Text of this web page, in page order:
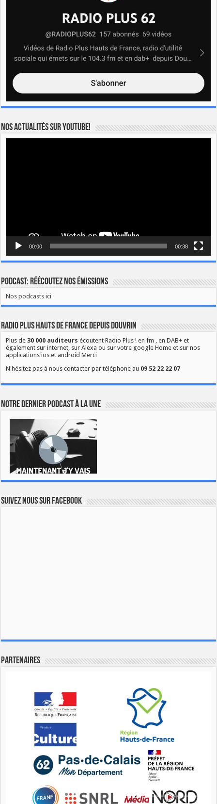
Nos actualités sur YOUTUBE!
00:00 00:38
Podcast: Réécoutez nos émissions
Nos podcasts ici
Radio Plus Hauts de France depuis Douvrin
Plus de30 000 auditeurs écoutent Radio Plus ! en fm , en DAB+ et
également sur internet, sur Alexa ou sur votre google Home et sur nos
applications ios et android Merci
N'hésitez pas à nous contacter par téléphone au 09 52 22 22 07
Notre dernier podcast à la une
Suivez nous sur Facebook
Partenaires